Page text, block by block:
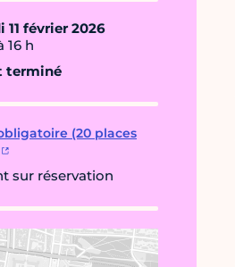
11 février 2026
16 h
terminé
(20 places
sur réservation